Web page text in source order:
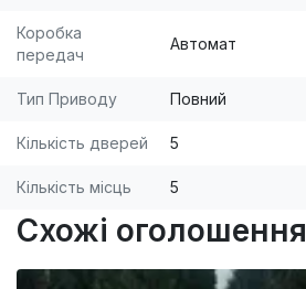
Коробка
передач
Автомат
Тип Приводу Повний
Кількість дверей 5
Кількість місць 5
Схожі оголошення